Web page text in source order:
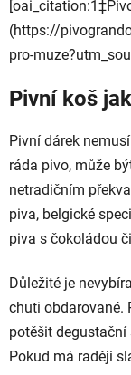
(https://
pro-
Pivní koš
Pivní dárek
ráda pivo, může
netradičním
piva, belgické
piva s čokoládou
Důležité je
chuti obdarované.
potěšit degustační
Pokud má raději